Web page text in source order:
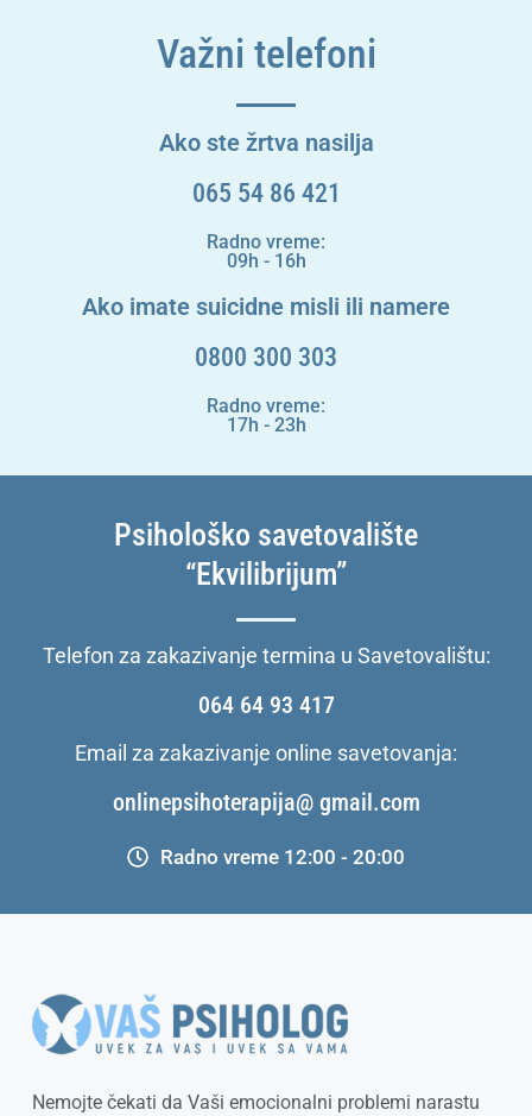
Važni telefoni
Ako ste žrtva nasilja
065 54 86 421
Radno vreme:
09h - 16h
Ako imate suicidne misli ili namere
0800 300 303
Radno vreme:
17h - 23h
Psihološko savetovalište
“Ekvilibrijum”
Telefon za zakazivanje termina u Savetovalištu:
064 64 93 417
Email za zakazivanje online savetovanja:
onlinepsihoterapija@ gmail.com
Radno vreme 12:00 - 20:00
Nemojte čekati da Vaši emocionalni problemi narastu